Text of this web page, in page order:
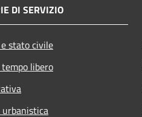
DI SERVIZIO
stato civile
libero
urbanistica